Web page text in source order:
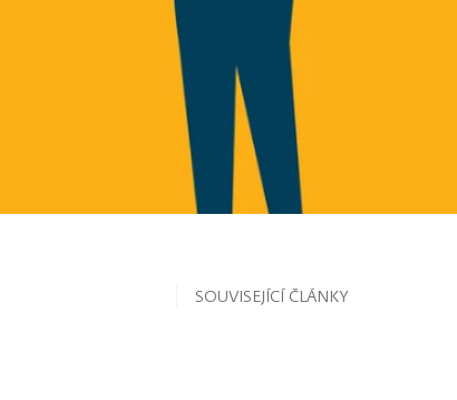
SOUVISEJÍCÍ ČLÁNKY